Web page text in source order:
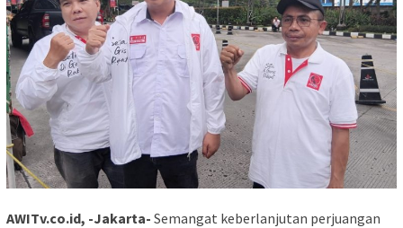
AWITv.co.id, -Jakarta- Semangat keberlanjutan perjuangan